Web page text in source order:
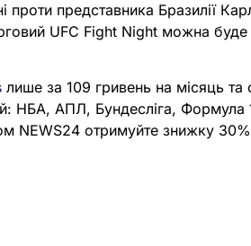
проти представника Бразилії
UFC Fight Night можна
лише за 109 гривень на місяць та
НБА, АПЛ, Бундесліга,
NEWS24 отримуйте знижку